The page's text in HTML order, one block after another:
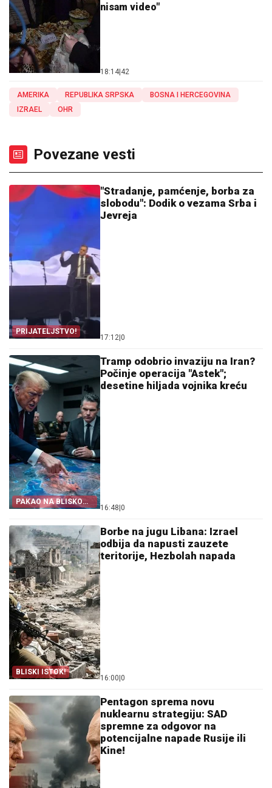
nisam video"
18:14 42
AMERIKA REPUBLIKA SRPSKA
BOSNA I HERCEGOVINA
IZRAEL
OHR
Povezane vesti
PRIJATELJSTVO!
"Stradanje, pamćenje, borba za
slobodu": Dodik o vezama Srba i
Jevreja
17:12 0
PAKAO NA BLISKOM
ISTOKU!
Tramp odobrio invaziju na Iran?
Počinje operacija "Astek";
desetine hiljada vojnika kreću
16:48 0
BLISKI ISTOK!
Borbe na jugu Libana: Izrael
odbija da napusti zauzete
teritorije, Hezbolah napada
16:00 0
Pentagon sprema novu
nuklearnu strategiju: SAD
spremne za odgovor na
potencijalne napade Rusije ili
Kine!